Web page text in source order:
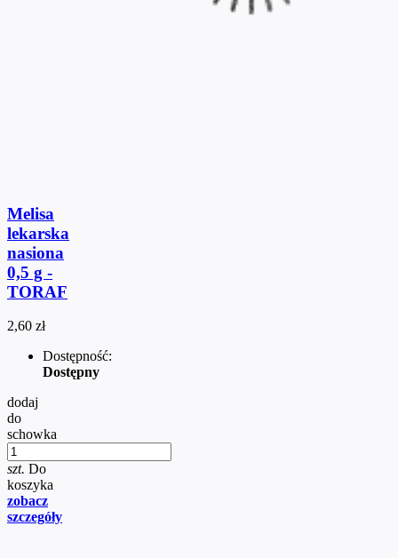
Melisa
lekarska
nasiona
0,5 g -
TORAF
2,60 zł
Dostępność:
Dostępny
dodaj
do
schowka
szt. Do
koszyka
zobacz
szczegóły